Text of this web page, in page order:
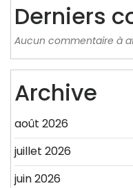
Derniers
Aucun commentaire à
Archive
août 2026
juillet 2026
juin 2026